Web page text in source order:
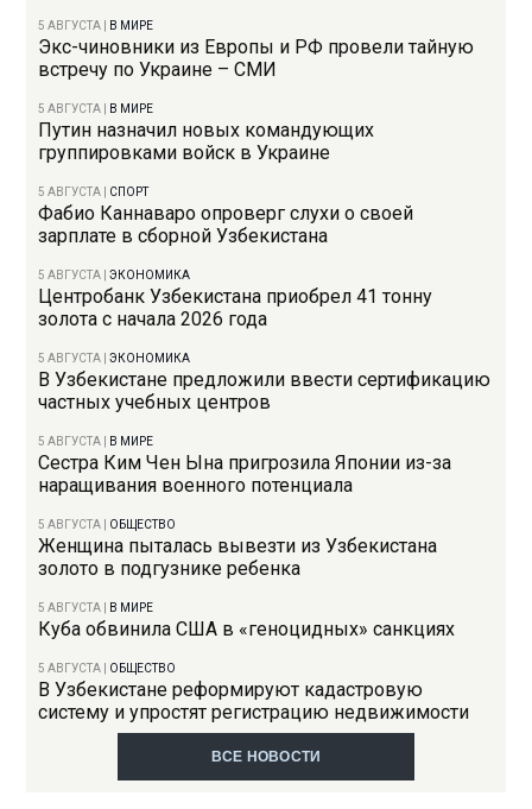
5 АВГУСТА В МИРЕ
Экс-чиновники из Европы и РФ провели тайную
встречу по Украине – СМИ
5 АВГУСТА В МИРЕ
Путин назначил новых командующих
группировками войск в Украине
5 АВГУСТА СПОРТ
Фабио Каннаваро опроверг слухи о своей
зарплате в сборной Узбекистана
5 АВГУСТА |ЭКОНОМИКА
Центробанк Узбекистана приобрел 41 тонну
золота с начала 2026 года
5 АВГУСТА |ЭКОНОМИКА
В Узбекистане предложили ввести сертификацию
частных учебных центров
5 АВГУСТА В МИРЕ
Сестра Ким Чен Ына пригрозила Японии из-за
наращивания военного потенциала
5 АВГУСТА ОБЩЕСТВО
Женщина пыталась вывезти из Узбекистана
золото в подгузнике ребенка
5 АВГУСТА В МИРЕ
Куба обвинила США в «геноцидных» санкциях
5 АВГУСТА ОБЩЕСТВО
В Узбекистане реформируют кадастровую
систему и упростят регистрацию недвижимости
ВСЕ НОВОСТИ